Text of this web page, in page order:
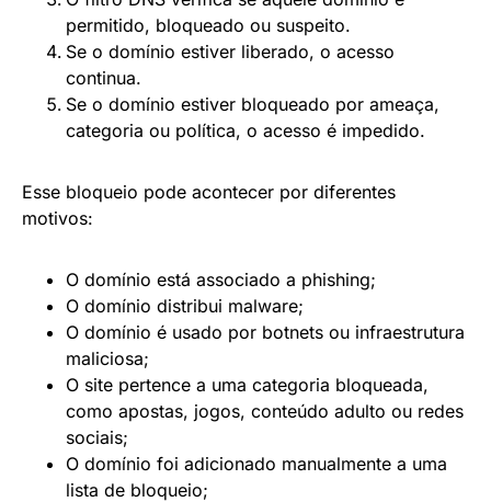
permitido, bloqueado ou suspeito.
Se o domínio estiver liberado, o acesso
continua.
Se o domínio estiver bloqueado por ameaça,
categoria ou política, o acesso é impedido.
Esse bloqueio pode acontecer por diferentes
motivos:
O domínio está associado a phishing;
O domínio distribui malware;
O domínio é usado por botnets ou infraestrutura
maliciosa;
O site pertence a uma categoria bloqueada,
como apostas, jogos, conteúdo adulto ou redes
sociais;
O domínio foi adicionado manualmente a uma
lista de bloqueio;